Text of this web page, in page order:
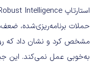
حملات برنامه‌ریزی‌شده،
مشخص کرد و نشان داد که
به‌خوبی عمل نمی‌کند. این